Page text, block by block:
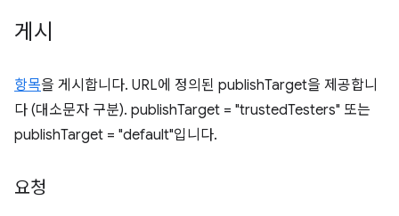
게시
항목을 게시합니다. URL에 정의된 publishTarget을 제공합니
다 (대소문자 구분). publishTarget = "trustedTesters" 또는
publishTarget = "default"입니다.
요청